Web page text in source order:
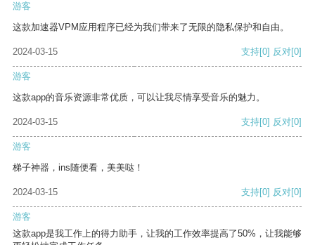
游客
这款加速器VPM应用程序已经为我们带来了无限的隐私保护和自由。
2024-03-15 支持[0] 反对[0]
游客
这款app的音乐资源非常优质，可以让我尽情享受音乐的魅力。
2024-03-15 支持[0] 反对[0]
游客
梯子神器，ins随便看，美美哒！
2024-03-15 支持[0] 反对[0]
游客
这款app是我工作上的得力助手，让我的工作效率提高了50%，让我能够